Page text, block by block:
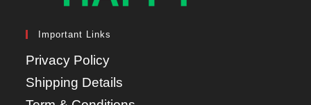
Important Links
Privacy Policy
Shipping Details